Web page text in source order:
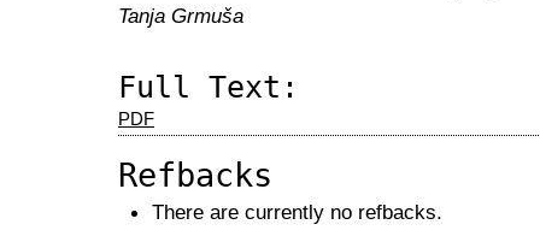
Tanja Grmuša
Full Text:
PDF
Refbacks
There are currently no refbacks.